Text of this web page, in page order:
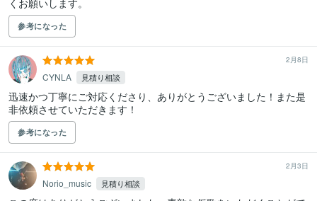
くお願いします。
参考になった
2月8日
CYNLA 見積り相談
迅速かつ丁寧にご対応くださり、ありがとうございました！また是
非依頼させていただきます！
参考になった
2月3日
Norio_music 見積り相談